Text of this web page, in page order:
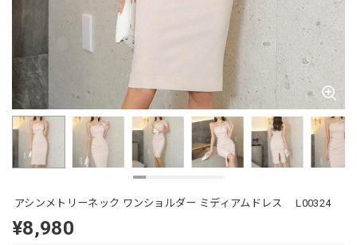
アシンメトリーネック ワンショルダー ミディアムドレス L00324
¥8,980